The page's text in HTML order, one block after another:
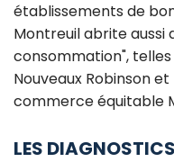
établissements de
Montreuil abrite aussi
consommation", telles
Nouveaux Robinson
commerce équitable
LES